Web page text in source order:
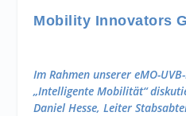
Mobility Innovators
Im Rahmen unserer eMO-
„Intelligente Mobilität“
Daniel Hesse, Leiter